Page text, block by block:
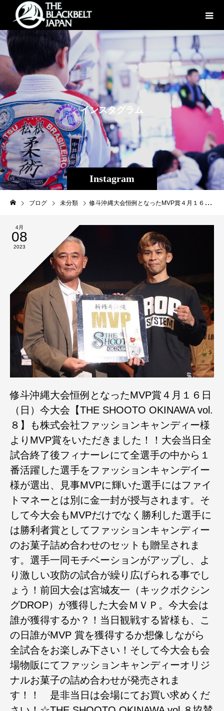
Instagram
インスタグラ ム
ブログ 未分類 修斗沖縄大会恒例となったMVP賞４月１６日（日）今大会【THE SHOOTO OKINAWA vol.８】も株式会社ファッションキャンディー様よりMVP賞をいただきました！！大会当日全試合終了後フィナーレにて全選手の中から１番活躍した選手をファッションキャンデイー様が選出、見事MVPに輝いた選手にはファイトマネーとは別に金一封が授与されます。そして今大会もMVPだけでなく勝利した選手には勝利者賞としてファッションキャンディーのお菓子詰め合わせのセットも贈呈されます。選手一同モチベーションがアップし、より激しい攻防の試合が繰り広げられる事でしょう！前回大会は宮城友一（キックボクシングDROP）が獲得した大会ＭＶＰ。今大会は誰が獲得するか？！当日観戦する皆様も、この日誰がMVP 賞を獲得するか想像しながら全試合をお楽しみ下さい！そして今大会も会場物販にてファッションキャンディーオリジナルお菓子の詰め合わせが発売されます！！ 是非当日は会場にてお買い求めください！☆THE SHOOTO OKINAWA vol.８協賛企業様紹介★株式会社ファッションキャンデイHP：https://www.fashioncandy.co.jp/1.安全・安心な製品とサービスを提供します。私たちは高品質な製品を提供する為に衛生、品質管理を整備し、美味しさのサービスを提供します。2.誠実な企業であり続けます。私たちは法令を遵守し事業活動を行ないます。3.公正で健全な収益を確保します。私たちは相互の収益を確保し、信頼関係を築ける取引を行ないます。4.沖縄の企業としてお菓子を通し、広く社会に貢献します。私たちはお菓子を通して古から伝わる沖縄の心と伝統を伝えつづけます。5.安全で働きやすい環境の維持向上に努めます。私たちは相互に人格・個性を尊重し多様性を大切にし、意欲・能力を最大限に発揮します。6.環境にやさしい企業活動を目指します。私たちは企業活動で発生する廃棄物の減量及び再資源化を推進し、環境にやさしい製品設計に取り組みます。7.企業情報を開示し、社会とのコミュニケーションを図ります。会社法等に基づく経営内容を適正に開示し、広報活動により企業情報を提供します。住所：沖縄県宜野湾市大山2-21-22TEL：098-890-1900営業時間：10:00～19:00休業日：月曜日完全LIVE中継ツイキャス絶賛発売中！！会場に足を運ばずとも、全国各地からLIVE視聴可能です。４・１６は斬修斗沖縄をDon't miss it！！！［配 信］TwitCasting 前売り￥3,000-当日￥3,500-視聴予約はコチラから↓https://twitcasting.tv/f:3609780655707379/shopcart/212037［大会名］プロフェッショナル修斗公式戦沖縄大会 【THE SHOOTO OKINAWA vol.8】［日 時］2023年4月16日（日）［開 場］14:00［開 始］15:00［会 場］ミュージックタウン音市場（沖縄市上地1-1-1）［主 催］Theパラエストラ沖縄［認 定］修斗コミッション［協 力］一般社団法人日本修斗協会/EVERGROUND/Studio Shine/JMOC/GFC[特別メイン協賛] 車輌販売承ります！【G-garage】Instagram→→→https://www.instagram.com/g_garage_2/[特別協賛] 株式会社ファッションキャンディー/沖縄広告株式会社/Deshign.SP41/カフェ‣エフシド/Privatesalon CrossLine/SUIPARA＃道頓堀ワッフル/京都市役所前法律事務所/カルペディエム沖縄【対戦決定カード】◆メインイベント 第１０試合 -５４．０ｋｇ契約旭那拳（Theパラエストラ沖縄那覇）ＶＳザ・タイガー石井（とらの子レスリングクラブ）◆セミファイナル第９試合 フライ級宮城 友一（DROP）ＶＳヤックル真吾（T-REX柔術アカデミー）◆第８試合 ストロー級当真 佳直（CROSS×LINE）VS大城 正也（T-REX柔術アカデミー）◆第7試合 ストロー級黒澤 亮平（パラエストラ松戸）VS大城 匡史（シマジリアンズ） #shooto0416 #THESHOOTOOKINAWA #EVERGROUND #斬修斗沖縄 #修斗 #shooto #沖縄 #パラエストラ #那覇 #コザ #コザミュージックタウン #MMA #総合格闘技
4月
08
2023
修斗沖縄大会恒例となったMVP賞４月１６日
（日）今大会【THE SHOOTO OKINAWA vol.
８】も株式会社ファッションキャンディー様
よりMVP賞をいただきました！！大会当日全
試合終了後フィナーレにて全選手の中から１
番活躍した選手をファッションキャンデイー
様が選出、見事MVPに輝いた選手にはファイ
トマネーとは別に金一封が授与されます。そ
して今大会もMVPだけでなく勝利した選手に
は勝利者賞としてファッションキャンディー
のお菓子詰め合わせのセットも贈呈されま
す。選手一同モチベーションがアップし、よ
り激しい攻防の試合が繰り広げられる事でし
ょう！前回大会は宮城友一（キックボクシン
グDROP）が獲得した大会ＭＶＰ。今大会は
誰が獲得するか？！当日観戦する皆様も、こ
の日誰がMVP 賞を獲得するか想像しながら
全試合をお楽しみ下さい！そして今大会も会
場物販にてファッションキャンディーオリジ
ナルお菓子の詰め合わせが発売されま
す！！ 是非当日は会場にてお買い求めくだ